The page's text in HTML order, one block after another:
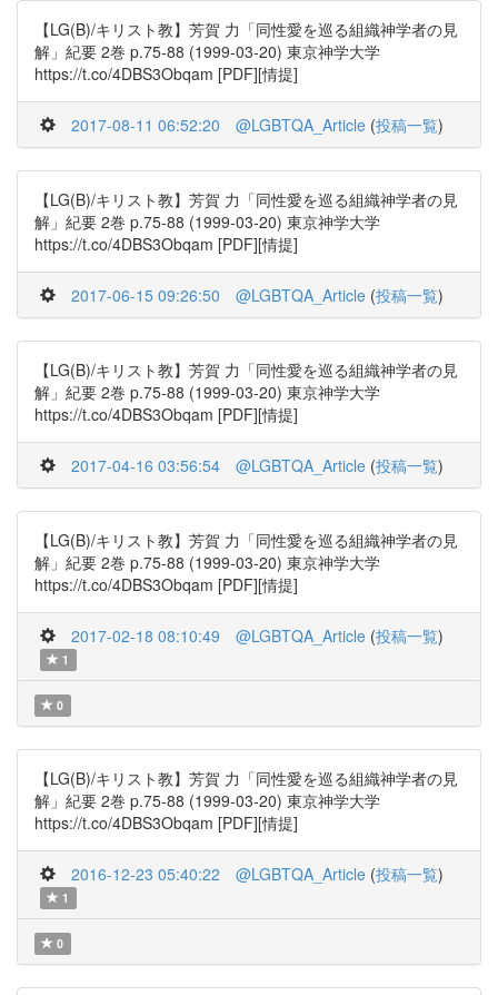
【LG(B)/キリスト教】芳賀 力「同性愛を巡る組織神学者の見
解」紀要 2巻 p.75-88 (1999-03-20) 東京神学大学
https://t.co/4DBS3Obqam [PDF][情提]
2017-08-11 06:52:20 @LGBTQA_Article (投稿一覧)
【LG(B)/キリスト教】芳賀 力「同性愛を巡る組織神学者の見
解」紀要 2巻 p.75-88 (1999-03-20) 東京神学大学
https://t.co/4DBS3Obqam [PDF][情提]
2017-06-15 09:26:50 @LGBTQA_Article (投稿一覧)
【LG(B)/キリスト教】芳賀 力「同性愛を巡る組織神学者の見
解」紀要 2巻 p.75-88 (1999-03-20) 東京神学大学
https://t.co/4DBS3Obqam [PDF][情提]
2017-04-16 03:56:54 @LGBTQA_Article (投稿一覧)
【LG(B)/キリスト教】芳賀 力「同性愛を巡る組織神学者の見
解」紀要 2巻 p.75-88 (1999-03-20) 東京神学大学
https://t.co/4DBS3Obqam [PDF][情提]
2017-02-18 08:10:49 @LGBTQA_Article (投稿一覧)
1
0
【LG(B)/キリスト教】芳賀 力「同性愛を巡る組織神学者の見
解」紀要 2巻 p.75-88 (1999-03-20) 東京神学大学
https://t.co/4DBS3Obqam [PDF][情提]
2016-12-23 05:40:22 @LGBTQA_Article (投稿一覧)
1
0